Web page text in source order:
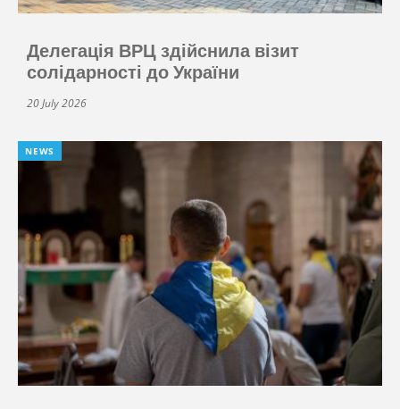
Делегація ВРЦ здійснила візит
солідарності до України
20 July 2026
NEWS